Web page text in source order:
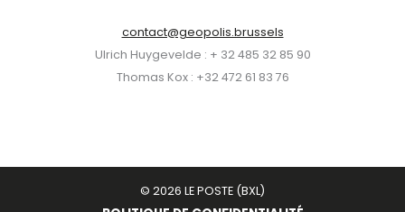
contact@geopolis.brussels
Ulrich Huygevelde : + 32 485 32 85 90
Thomas Kox : +32 472 61 83 76
© 2026 LE POSTE (BXL)